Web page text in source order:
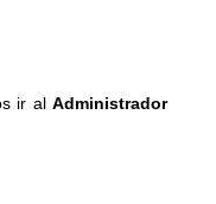
ir alAdministrador